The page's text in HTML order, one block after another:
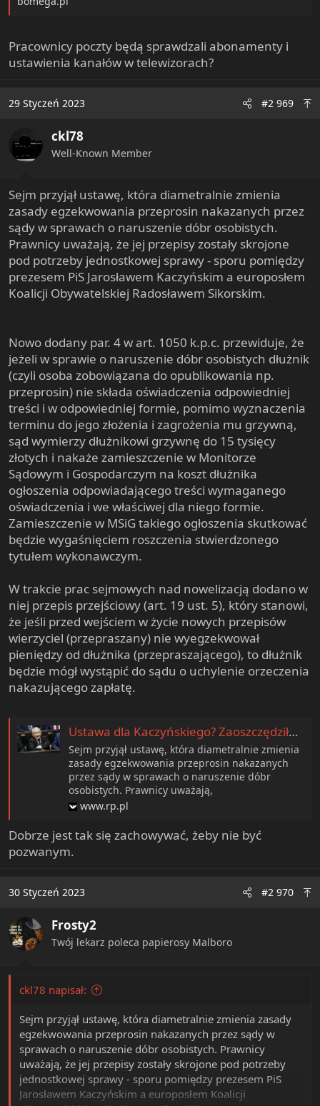
Pracownicy poczty będą sprawdzali abonamenty i
ustawienia kanałów w telewizorach?
29 Styczeń 2023 #2 969
ckl78
Well-Known Member
Sejm przyjął ustawę, która diametralnie zmienia
zasady egzekwowania przeprosin nakazanych przez
sądy w sprawach o naruszenie dóbr osobistych.
Prawnicy uważają, że jej przepisy zostały skrojone
pod potrzeby jednostkowej sprawy - sporu pomiędzy
prezesem PiS Jarosławem Kaczyńskim a europosłem
Koalicji Obywatelskiej Radosławem Sikorskim.
Nowo dodany par. 4 w art. 1050 k.p.c. przewiduje, że
jeżeli w sprawie o naruszenie dóbr osobistych dłużnik
(czyli osoba zobowiązana do opublikowania np.
przeprosin) nie składa oświadczenia odpowiedniej
treści i w odpowiedniej formie, pomimo wyznaczenia
terminu do jego złożenia i zagrożenia mu grzywną,
sąd wymierzy dłużnikowi grzywnę do 15 tysięcy
złotych i nakaże zamieszczenie w Monitorze
Sądowym i Gospodarczym na koszt dłużnika
ogłoszenia odpowiadającego treści wymaganego
oświadczenia i we właściwej dla niego formie.
Zamieszczenie w MSiG takiego ogłoszenia skutkować
będzie wygaśnięciem roszczenia stwierdzonego
tytułem wykonawczym.
W trakcie prac sejmowych nad nowelizacją dodano w
niej przepis przejściowy (art. 19 ust. 5), który stanowi,
że jeśli przed wejściem w życie nowych przepisów
wierzyciel (przepraszany) nie wyegzekwował
pieniędzy od dłużnika (przepraszającego), to dłużnik
będzie mógł wystąpić do sądu o uchylenie orzeczenia
nakazującego zapłatę.
Ustawa dla Kaczyńskiego? Zaoszczędziłby 700 tys. zł na przeprosinach
Sejm przyjął ustawę, która diametralnie zmienia
zasady egzekwowania przeprosin nakazanych
przez sądy w sprawach o naruszenie dóbr
osobistych. Prawnicy uważają,
www.rp.pl
Dobrze jest tak się zachowywać, żeby nie być
pozwanym.
30 Styczeń 2023 #2 970
Frosty2
Twój lekarz poleca papierosy Malboro
ckl78 napisał:
Sejm przyjął ustawę, która diametralnie zmienia zasady
egzekwowania przeprosin nakazanych przez sądy w
sprawach o naruszenie dóbr osobistych. Prawnicy
uważają, że jej przepisy zostały skrojone pod potrzeby
jednostkowej sprawy - sporu pomiędzy prezesem PiS
Jarosławem Kaczyńskim a europosłem Koalicji